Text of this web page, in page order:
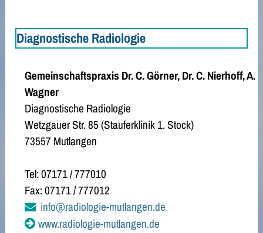
Diagnostische Radiologie
Gemeinschaftspraxis Dr. C. Görner, Dr. C. Nierhoff, A.
Wagner
Diagnostische Radiologie
Wetzgauer Str. 85 (Stauferklinik 1. Stock)
73557 Mutlangen
Tel: 07171 / 777010
Fax: 07171 / 777012
info@radiologie-mutlangen.de
www.radiologie-mutlangen.de